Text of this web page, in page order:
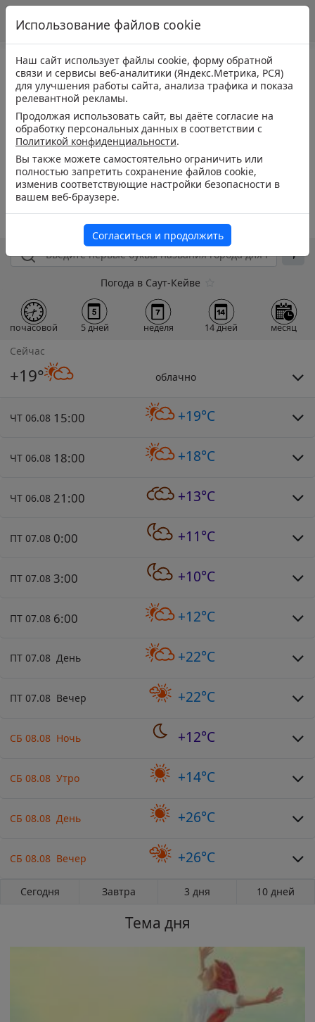
Погода в Саут-Кейве
почасовой 5 дней неделя 14 дней месяц
Сейчас
+19° облачно
ЧТ 06.08 15:00 +19°C
ЧТ 06.08 18:00 +18°C
ЧТ 06.08 21:00 +13°C
ПТ 07.08 0:00 +11°C
ПТ 07.08 3:00 +10°C
ПТ 07.08 6:00 +12°C
ПТ 07.08 День +22°C
ПТ 07.08 Вечер +22°C
СБ 08.08 Ночь +12°C
СБ 08.08 Утро +14°C
СБ 08.08 День +26°C
СБ 08.08 Вечер +26°C
Сегодня Завтра 3 дня 10 дней
Тема дня
Использование файлов cookie
Наш сайт использует файлы cookie, форму обратной
связи и сервисы веб-аналитики (Яндекс.Метрика, РСЯ)
для улучшения работы сайта, анализа трафика и показа
релевантной рекламы.
Продолжая использовать сайт, вы даёте согласие на
обработку персональных данных в соответствии с
Политикой конфиденциальности.
Вы также можете самостоятельно ограничить или
полностью запретить сохранение файлов cookie,
изменив соответствующие настройки безопасности в
вашем веб-браузере.
Согласиться и продолжить